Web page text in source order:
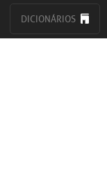
DICIONÁRIOS